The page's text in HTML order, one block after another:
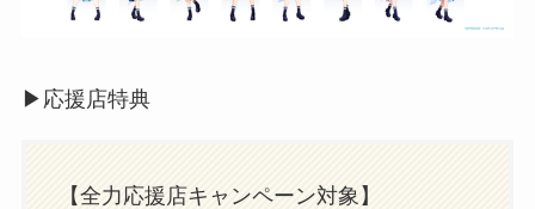
▶︎応援店特典
【全力応援店キャンペーン対象】